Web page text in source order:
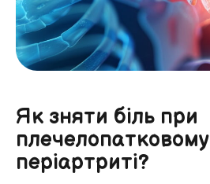
Як зняти біль при
плечелопатковому
періартриті?